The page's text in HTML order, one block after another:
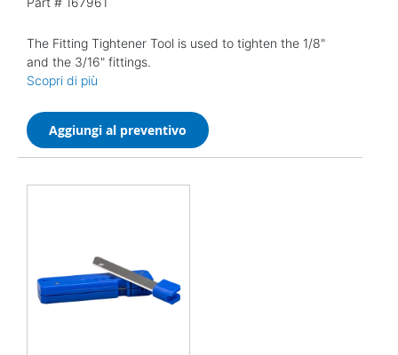
The Fitting Tightener Tool is used to tighten the 1/8"
and the 3/16" fittings.
Scopri di più
Aggiungi al preventivo